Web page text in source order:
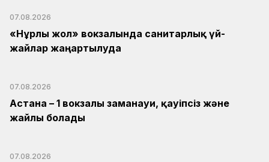
07.08.2026
«Нұрлы жол» вокзалында санитарлық үй-
жайлар жаңартылуда
07.08.2026
Астана – 1 вокзалы заманауи, қауіпсіз және
жайлы болады
07.08.2026